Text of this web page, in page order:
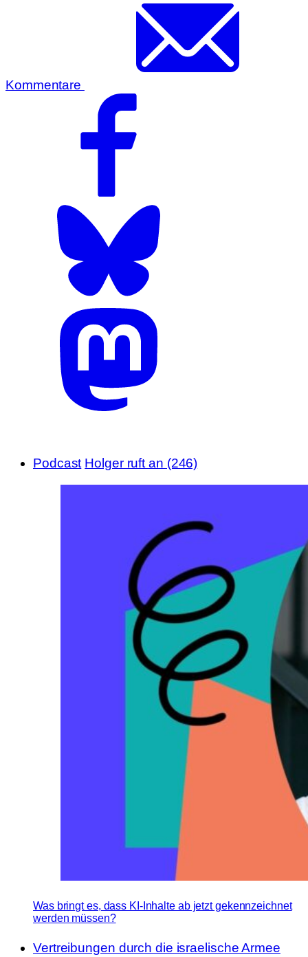
Kommentare
Podcast Holger ruft an (246)
Was bringt es, dass KI-Inhalte ab jetzt gekennzeichnet
werden müssen?
Vertreibungen durch die israelische Armee